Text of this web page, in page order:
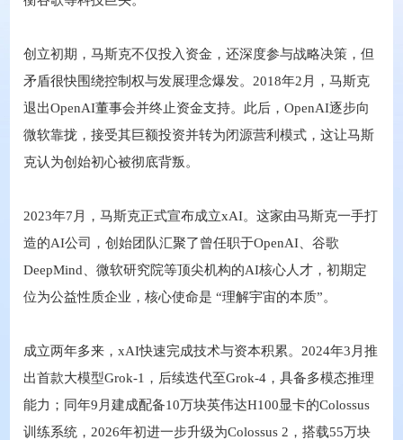
创立初期，马斯克不仅投入资金，还深度参与战略决策，但
矛盾很快围绕控制权与发展理念爆发。2018年2月，马斯克
退出OpenAI董事会并终止资金支持。此后，OpenAI逐步向
微软靠拢，接受其巨额投资并转为闭源营利模式，这让马斯
克认为创始初心被彻底背叛。
2023年7月，马斯克正式宣布成立xAI。这家由马斯克一手打
造的AI公司，创始团队汇聚了曾任职于OpenAI、谷歌
DeepMind、微软研究院等顶尖机构的AI核心人才，初期定
位为公益性质企业，核心使命是 “理解宇宙的本质”。
成立两年多来，xAI快速完成技术与资本积累。2024年3月推
出首款大模型Grok-1，后续迭代至Grok-4，具备多模态推理
能力；同年9月建成配备10万块英伟达H100显卡的Colossus
训练系统，2026年初进一步升级为Colossus 2，搭载55万块